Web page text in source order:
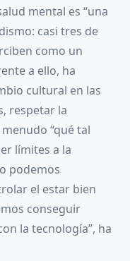
mental es “una
casi tres de
como un
a ello, ha
cultural en las
respetar la
“qué tal
límites a la
podemos
el estar bien
conseguir
la tecnología”, ha